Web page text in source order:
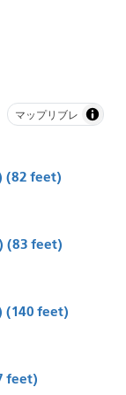
マップリブレ
(82 feet)
(83 feet)
(140 feet)
feet)